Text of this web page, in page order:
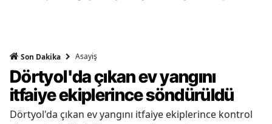
Son Dakika Asayiş
Dörtyol'da çıkan ev yangını
itfaiye ekiplerince söndürüldü
Dörtyol'da çıkan ev yangını itfaiye ekiplerince kontrol